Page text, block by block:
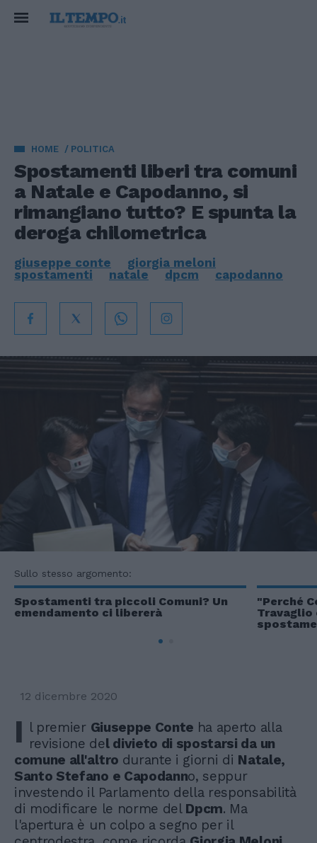
HOME POLITICA
Spostamenti liberi tra comuni
a Natale e Capodanno, si
rimangiano tutto? E spunta la
deroga chilometrica
giuseppe conte
giorgia meloni
spostamenti
natale dpcm capodanno
Sullo stesso argomento:
Spostamenti tra piccoli Comuni? Un
emendamento ci libererà
"Perché
12 dicembre 2020
I l premier Giuseppe Conte ha aperto alla
revisione del divieto di spostarsi da un
comune all'altro durante i giorni di Natale,
Santo Stefano e Capodanno, seppur
investendo il Parlamento della responsabilità
di modificare le norme del Dpcm. Ma
l'apertura è un colpo a segno per il